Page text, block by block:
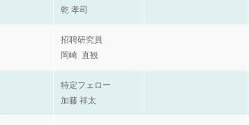
乾 孝司
招聘研究員
岡崎 直観
特定フェロー
加藤 祥太